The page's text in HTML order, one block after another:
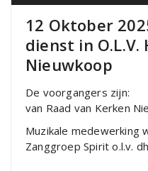
12 Oktober
dienst in
Nieuwkoop
De
van Raad van Kerken
Muzikale medewerking
Zanggroep Spirit o.l.v.